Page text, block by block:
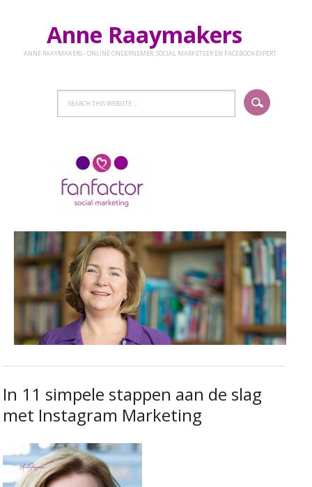
Anne Raaymakers
ANNE RAAYMAKERS - ONLINE ONDERNEMER, SOCIAL MARKETEER EN FACEBOOKEXPERT
In 11 simpele stappen aan de slag
met Instagram Marketing